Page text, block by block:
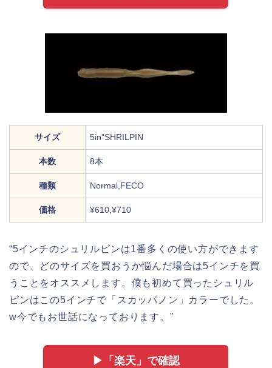
サイズ 5in”SHRILPIN
本数 8本
種類 Normal,FECO
価格 ¥610,¥710
“5インチのシュリルピンは1番多くの使い方ができます
ので、どのサイズを買おうか悩んだ場合は5インチを買
うことをオススメします。僕も初めて買ったシュリル
ピンはこの5インチで「スカッパノン」カラーでした。
w今でもお世話になっております。”
▶︎「楽天」で確認